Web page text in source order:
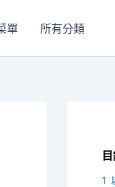
單 所有分類
1